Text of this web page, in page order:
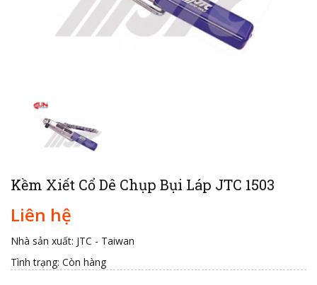
Kềm Xiết Cổ Dê Chụp Bụi Láp JTC 1503
Liên hệ
Nhà sản xuất: JTC - Taiwan
Tình trạng: Còn hàng